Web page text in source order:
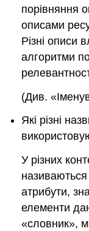
порівняння
описами
Різні описи
алгоритми
(Див.
Які різні
У різних
називаються
атрибути,
елементи
«словник»,